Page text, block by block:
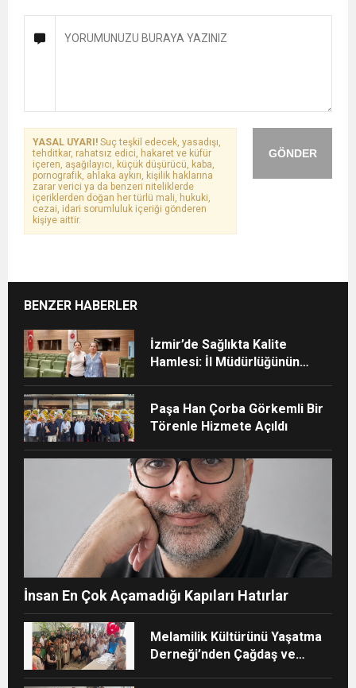
GÖNDER
YASAL UYARI! Suç teşkil edecek, yasadışı,
tehditkar, rahatsız edici, hakaret ve küfür
içeren, aşağılayıcı, küçük düşürücü, kaba,
pornografik, ahlaka aykırı, kişilik haklarına
zarar verici ya da benzeri niteliklerde
içeriklerden doğan her türlü mali, hukuki,
cezai, idari sorumluluk içeriği gönderen
kişiye aittir.
BENZER HABERLER
İzmir’de Sağlıkta Kalite
Hamlesi: İl Müdürlüğünün
Paşa Han Çorba Görkemli Bir
Törenle Hizmete Açıldı
İnsan En Çok Açamadığı Kapıları Hatırlar
Melamilik Kültürünü Yaşatma
Derneği’nden Çağdaş ve